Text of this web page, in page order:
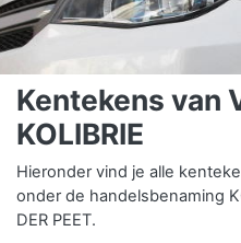
Kentekens van
KOLIBRIE
Hieronder vind je alle
onder de handelsbenaming
DER PEET.